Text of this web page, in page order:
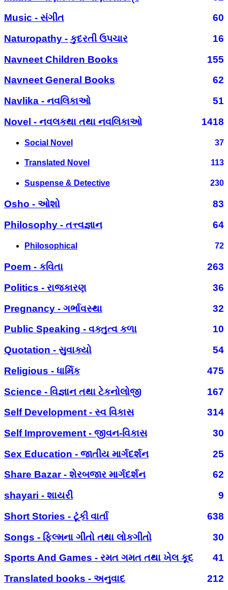
Music - સંગીત
60
Naturopathy - કુદરતી ઉપચાર
16
Navneet Children Books
155
Navneet General Books
62
Navlika - નવલિકાઓ
51
Novel - નવલકથા તથા નવલિકાઓ
1418
Social Novel 37
Translated Novel 113
Suspense & Detective 230
Osho - ઓશો
83
Philosophy - તત્ત્વજ્ઞાન
64
Philosophical 72
Poem - કવિતા
263
Politics - રાજકારણ
36
Pregnancy - ગર્ભાવસ્થા
32
Public Speaking - વક્તુત્વ કળા
10
Quotation - સુવાક્યો
54
Religious - ધાર્મિક
475
Science - વિજ્ઞાન તથા ટેકનોલોજી
167
Self Development - સ્વ વિકાસ
314
Self Improvement - જીવન-વિકાસ
30
Sex Education - જાતીય માર્ગદર્શન
25
Share Bazar - શેરબજાર માર્ગદર્શન
62
shayari - શાયરી
9
Short Stories - ટૂંકી વાર્તા
638
Songs - ફિલ્મના ગીતો તથા લોકગીતો
30
Sports And Games - રમત ગમત તથા ખેલ કૂદ
41
Translated books - અનુવાદ
212